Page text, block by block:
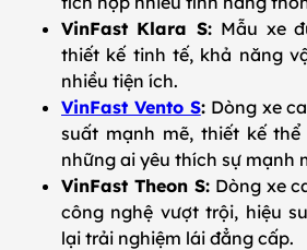
VinFast Klara S: Mẫu xe
thiết kế tinh tế, khả năng
nhiều tiện ích.
VinFast Vento S:Dòng xe
suất mạnh mẽ, thiết kế
những ai yêu thích sự mạnh
VinFast Theon S:Dòng xe
công nghệ vượt trội, hiệu
lại trải nghiệm lái đẳng cấp.